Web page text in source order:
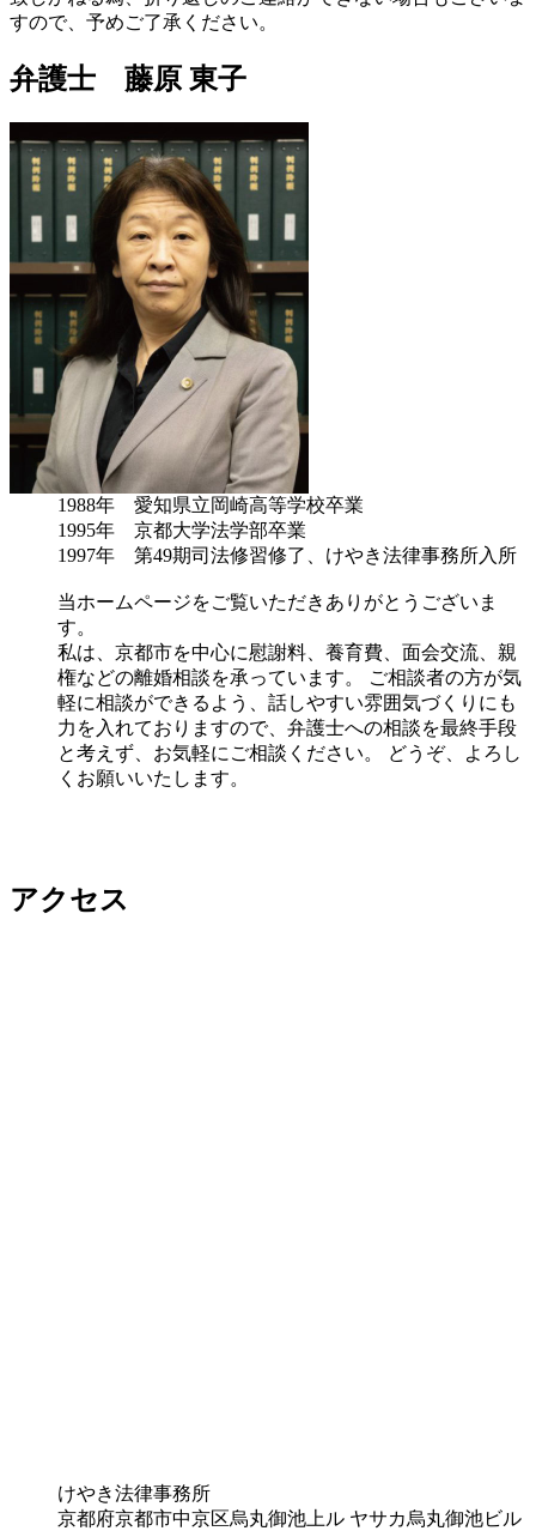
すので、予めご了承ください。
弁護士 藤原 東子
1988年 愛知県立岡崎高等学校卒業
1995年 京都大学法学部卒業
1997年 第49期司法修習修了、けやき法律事務所入所
当ホームページをご覧いただきありがとうございま
す。
私は、京都市を中心に慰謝料、養育費、面会交流、親
権などの離婚相談を承っています。 ご相談者の方が気
軽に相談ができるよう、話しやすい雰囲気づくりにも
力を入れておりますので、弁護士への相談を最終手段
と考えず、お気軽にご相談ください。 どうぞ、よろし
くお願いいたします。
アクセス
けやき法律事務所
京都府京都市中京区烏丸御池上ル ヤサカ烏丸御池ビル